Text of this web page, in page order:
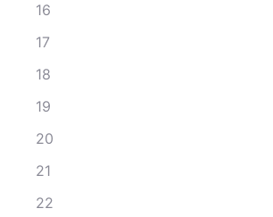
16
17
18
19
20
21
22